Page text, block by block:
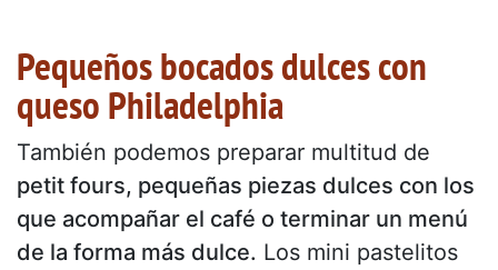
Pequeños bocados dulces con
queso Philadelphia
También podemos preparar multitud de
petit fours, pequeñas piezas dulces con los
que acompañar el café o terminar un menú
de la forma más dulce. Los mini pastelitos